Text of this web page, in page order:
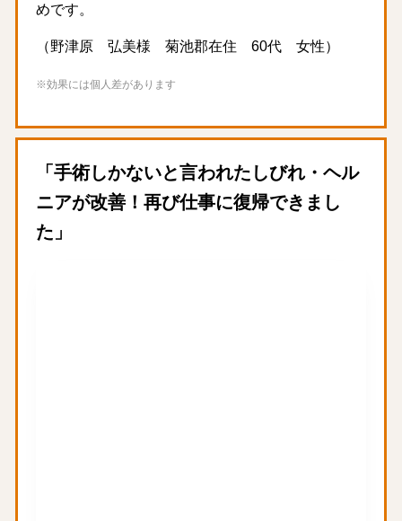
めです。
（野津原 弘美様 菊池郡在住 60代 女性）
※効果には個人差があります
「手術しかないと言われたしびれ・ヘル
ニアが改善！再び仕事に復帰できまし
た」